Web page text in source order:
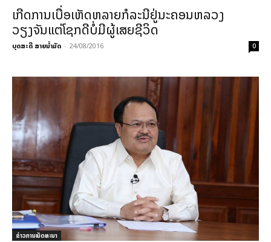
ເກີດການເບື່ອເຫັດຫລາຍກໍລະນີຢູ່ນະຄອນຫລວງ
ວຽງຈັນແຕ່ໂຊກດີບໍ່ມີຜູ້ເສຍຊີວິດ
ບຸດສະດີ ສາຍນ້ຳມັດ - 24/08/2016 0
ຂ່າວການພັດທະນາ